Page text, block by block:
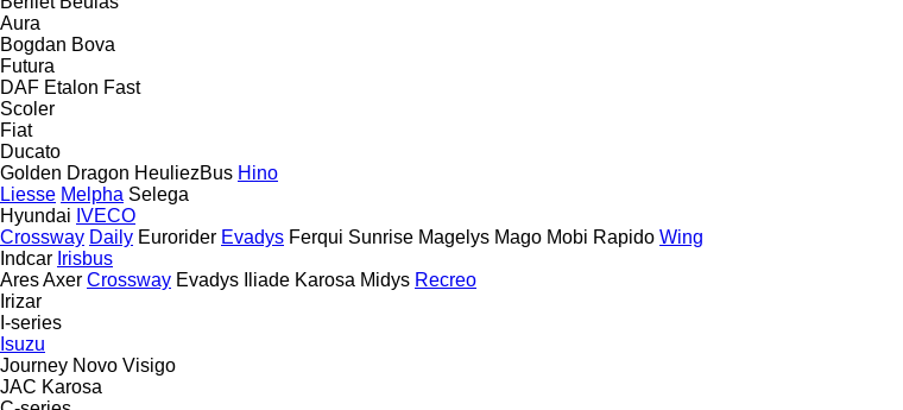
Aura
Bogdan Bova
Futura
DAF Etalon Fast
Scoler
Fiat
Ducato
Golden Dragon HeuliezBus Hino
Liesse Melpha Selega
Hyundai IVECO
Crossway Daily Eurorider Evadys Ferqui Sunrise Magelys Mago Mobi Rapido Wing
Indcar Irisbus
AresAxer Crossway Evadys Iliade Karosa Midys Recreo
Irizar
I-series
Isuzu
Journey Novo Visigo
JAC Karosa